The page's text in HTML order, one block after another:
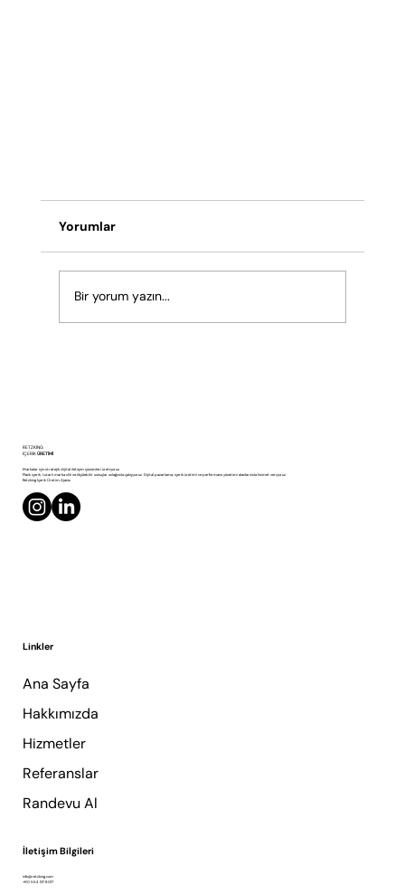
Yorumlar
Bir yorum yazın...
İletişim Bilgileri
info@retzking.com
+90 554 137 8017
RETZKING
İÇERİKÜRETİMİ
Markalar için stratejik dijital iletişim çözümleri üretiyoruz.
Planlı içerik, tutarlı marka dili ve ölçülebilir sonuçlar odağında çalışıyoruz. Dijital pazarlama, içerik üretimi ve performans yönetimi alanlarında hizmet veriyoruz.
Retzking İçerik Üretim Ajansı
Linkler
Ana Sayfa
Hakkımızda
Hizmetler
Referanslar
Randevu Al